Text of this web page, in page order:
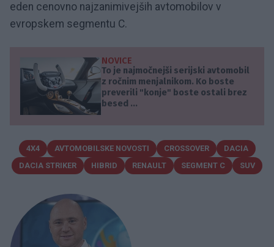
eden cenovno najzanimivejših avtomobilov v
evropskem segmentu C.
NOVICE
To je najmočnejši serijski avtomobil
z ročnim menjalnikom. Ko boste
preverili "konje" boste ostali brez
besed ...
4X4 AVTOMOBILSKE NOVOSTI CROSSOVER
DACIA
DACIA STRIKER
HIBRID RENAULT SEGMENT C SUV